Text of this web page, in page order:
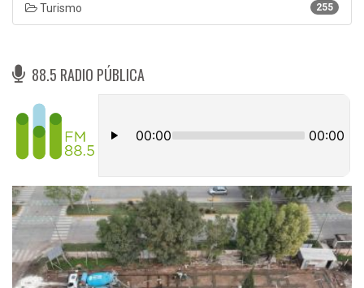
255
Turismo
88.5 RADIO PÚBLICA